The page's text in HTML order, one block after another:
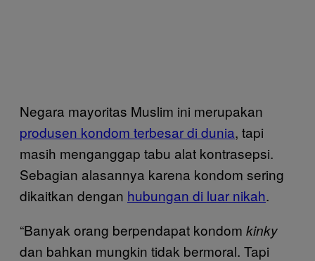
Negara mayoritas Muslim ini merupakan
produsen kondom terbesar di dunia, tapi
masih menganggap tabu alat kontrasepsi.
Sebagian alasannya karena kondom sering
dikaitkan dengan hubungan di luar nikah.
“Banyak orang berpendapat kondom kinky
dan bahkan mungkin tidak bermoral. Tapi